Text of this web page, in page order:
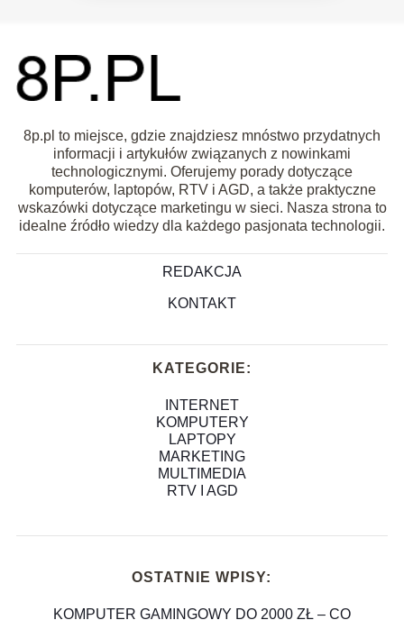
8p.pl to miejsce, gdzie znajdziesz mnóstwo przydatnych
informacji i artykułów związanych z nowinkami
technologicznymi. Oferujemy porady dotyczące
komputerów, laptopów, RTV i AGD, a także praktyczne
wskazówki dotyczące marketingu w sieci. Nasza strona to
idealne źródło wiedzy dla każdego pasjonata technologii.
REDAKCJA
KONTAKT
KATEGORIE:
INTERNET
KOMPUTERY
LAPTOPY
MARKETING
MULTIMEDIA
RTV I AGD
OSTATNIE WPISY:
KOMPUTER GAMINGOWY DO 2000 ZŁ – CO